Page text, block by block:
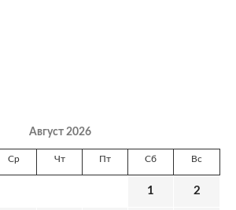
Август 2026
Ср Чт Пт Сб Вс
1 2